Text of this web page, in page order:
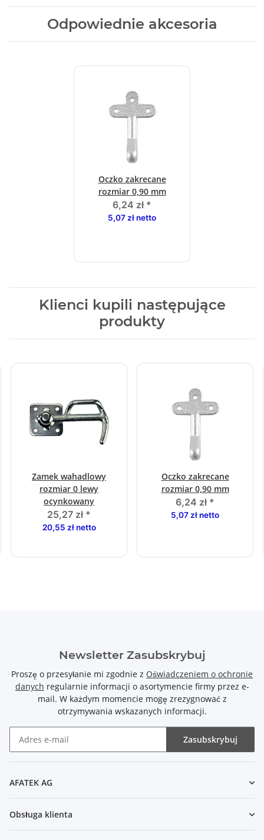
Odpowiednie akcesoria
Oczko zakrecane
rozmiar 0,90 mm
6,24 zł *
5,07 zł netto
Klienci kupili następujące
produkty
Zamek wahadlowy
rozmiar 0 lewy
ocynkowany
25,27 zł *
20,55 zł netto
Oczko zakrecane
rozmiar 0,90 mm
6,24 zł *
5,07 zł netto
Newsletter Zasubskrybuj
Proszę o przesyłanie mi zgodnie z Oświadczeniem o ochronie
danych regularnie informacji o asortymencie firmy przez e-
mail. W każdym momencie mogę zrezygnować z
otrzymywania wskazanych informacji.
Zasubskrybuj
AFATEK AG
Obsługa klienta